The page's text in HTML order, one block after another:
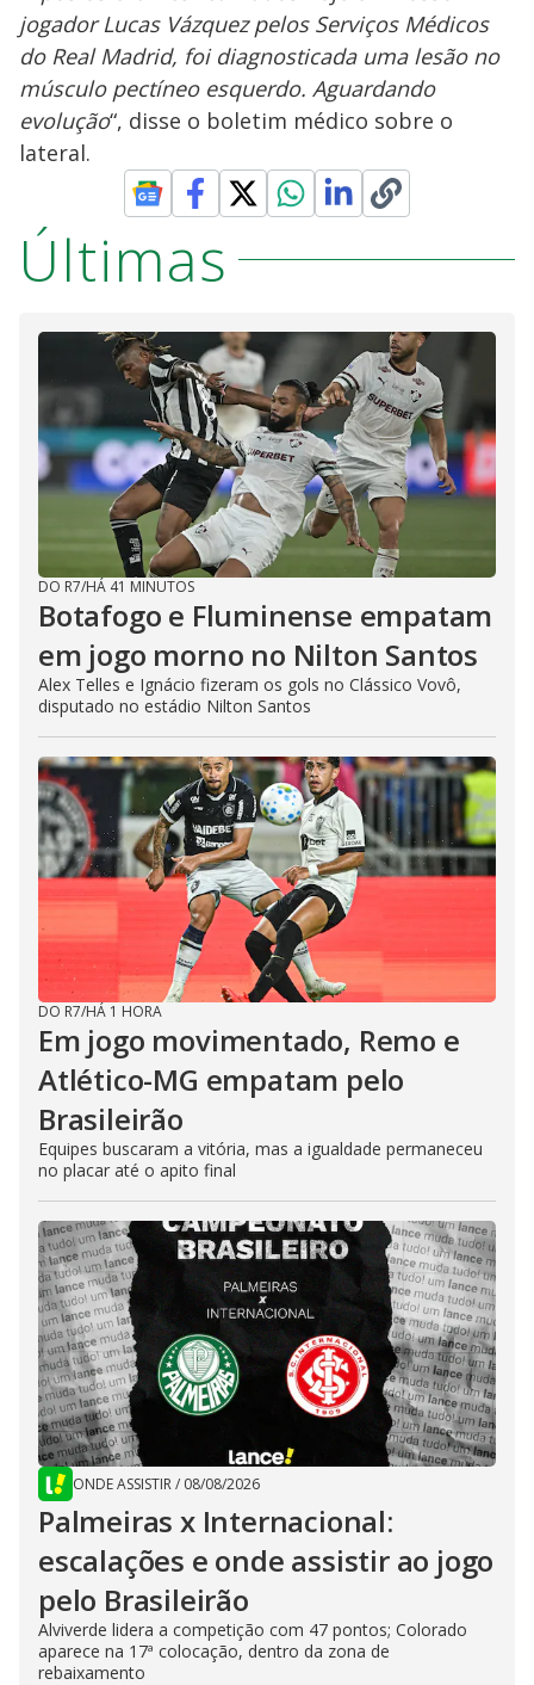
jogador Lucas Vázquez pelos Serviços Médicos
do Real Madrid, foi diagnosticada uma lesão no
músculo pectíneo esquerdo. Aguardando
evolução“, disse o boletim médico sobre o
lateral.
Últimas
DO R7/HÁ 41 MINUTOS
Botafogo e Fluminense empatam
em jogo morno no Nilton Santos
Alex Telles e Ignácio fizeram os gols no Clássico Vovô,
disputado no estádio Nilton Santos
DO R7/HÁ 1 HORA
Em jogo movimentado, Remo e
Atlético-MG empatam pelo
Brasileirão
Equipes buscaram a vitória, mas a igualdade permaneceu
no placar até o apito final
ONDE ASSISTIR/ 08/08/2026
Palmeiras x Internacional:
escalações e onde assistir ao jogo
pelo Brasileirão
Alviverde lidera a competição com 47 pontos; Colorado
aparece na 17ª colocação, dentro da zona de
rebaixamento